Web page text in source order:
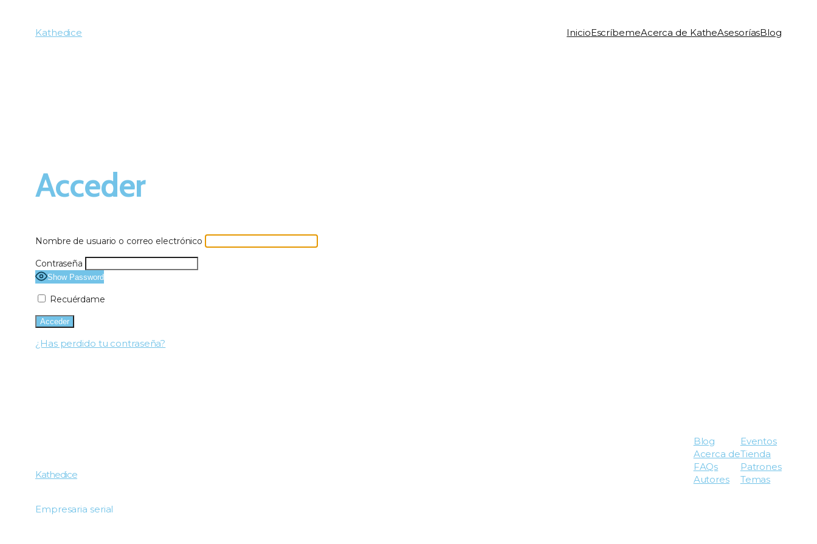
Kathedice InicioEscríbemeAcerca de KatheAsesoríasBlog
Acceder
Nombre de usuario o correo electrónico
Contraseña
Show Password
Recuérdame
¿Has perdido tu contraseña?
Kathedice
Empresaria serial
Blog
Acerca de
FAQs
Autores
Eventos
Tienda
Patrones
Temas